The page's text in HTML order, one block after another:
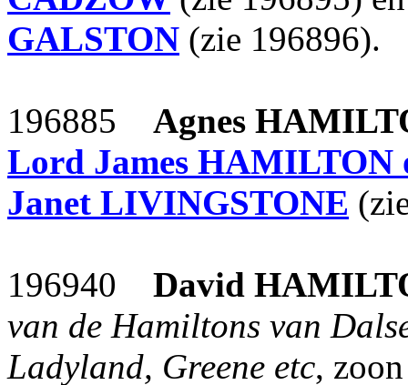
GALSTON (zie 196896).
196885 Agnes
Lord James HAMILTON
Janet LIVINGSTONE
196940 David
van de Hamiltons van
Ladyland, Greene etc,